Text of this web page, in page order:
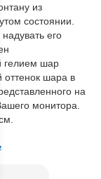
из
состоянии.
его
гелием шар
оттенок шара в
на
монитора.